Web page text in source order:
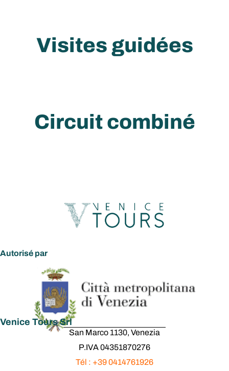
Visites guidées
Circuit combiné
Autorisé par
Venice Tours Srl
San Marco 1130, Venezia
P.IVA 04351870276
Tél : +39 0414761926